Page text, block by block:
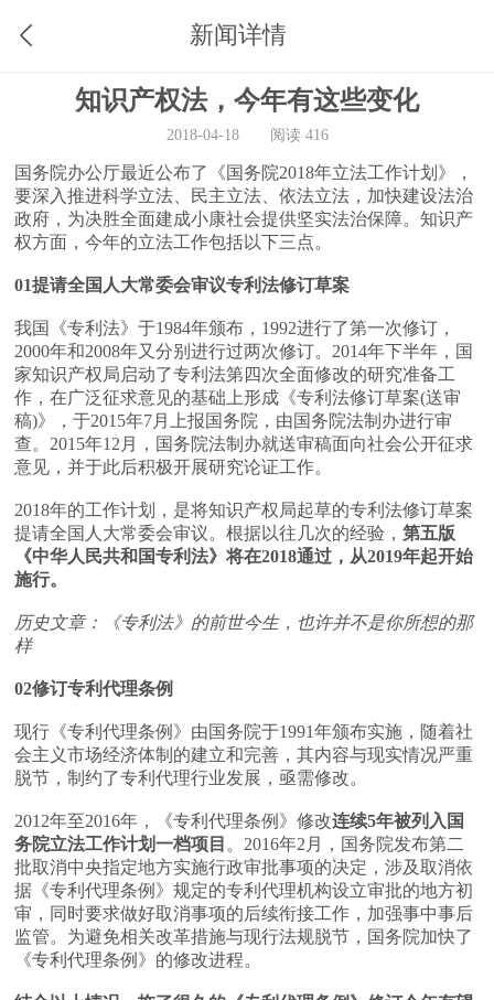
新闻详情
知识产权法，今年有这些变化
2018-04-18 阅读 416
国务院办公厅最近公布了《国务院2018年立法工作计划》，
要深入推进科学立法、民主立法、依法立法，加快建设法治
政府，为决胜全面建成小康社会提供坚实法治保障。知识产
权方面，今年的立法工作包括以下三点。
01提请全国人大常委会审议专利法修订草案
我国《专利法》于1984年颁布，1992进行了第一次修订，
2000年和2008年又分别进行过两次修订。2014年下半年，国
家知识产权局启动了专利法第四次全面修改的研究准备工
作，在广泛征求意见的基础上形成《专利法修订草案(送审
稿)》，于2015年7月上报国务院，由国务院法制办进行审
查。2015年12月，国务院法制办就送审稿面向社会公开征求
意见，并于此后积极开展研究论证工作。
2018年的工作计划，是将知识产权局起草的专利法修订草案
提请全国人大常委会审议。根据以往几次的经验，第五版
《中华人民共和国专利法》将在2018通过，从2019年起开始
施行。
历史文章：《专利法》的前世今生，也许并不是你所想的那
样
02修订专利代理条例
现行《专利代理条例》由国务院于1991年颁布实施，随着社
会主义市场经济体制的建立和完善，其内容与现实情况严重
脱节，制约了专利代理行业发展，亟需修改。
2012年至2016年，《专利代理条例》修改连续5年被列入国
务院立法工作计划一档项目 。2016年2月，国务院发布第二
批取消中央指定地方实施行政审批事项的决定，涉及取消依
据《专利代理条例》规定的专利代理机构设立审批的地方初
审，同时要求做好取消事项的后续衔接工作，加强事中事后
监管。为避免相关改革措施与现行法规脱节，国务院加快了
《专利代理条例》的修改进程。